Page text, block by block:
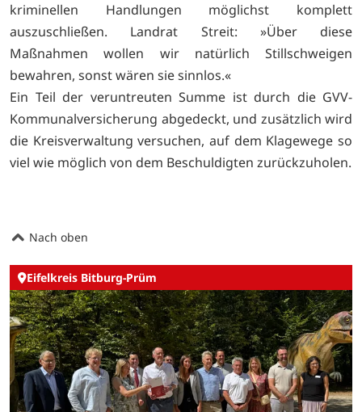
kriminellen Handlungen möglichst komplett
auszuschließen. Landrat Streit: »Über diese
Maßnahmen wollen wir natürlich Stillschweigen
bewahren, sonst wären sie sinnlos.«
Ein Teil der veruntreuten Summe ist durch die GVV-
Kommunalversicherung abgedeckt, und zusätzlich wird
die Kreisverwaltung versuchen, auf dem Klagewege so
viel wie möglich von dem Beschuldigten zurückzuholen.
Nach oben
Eifelkreis Bitburg-Prüm